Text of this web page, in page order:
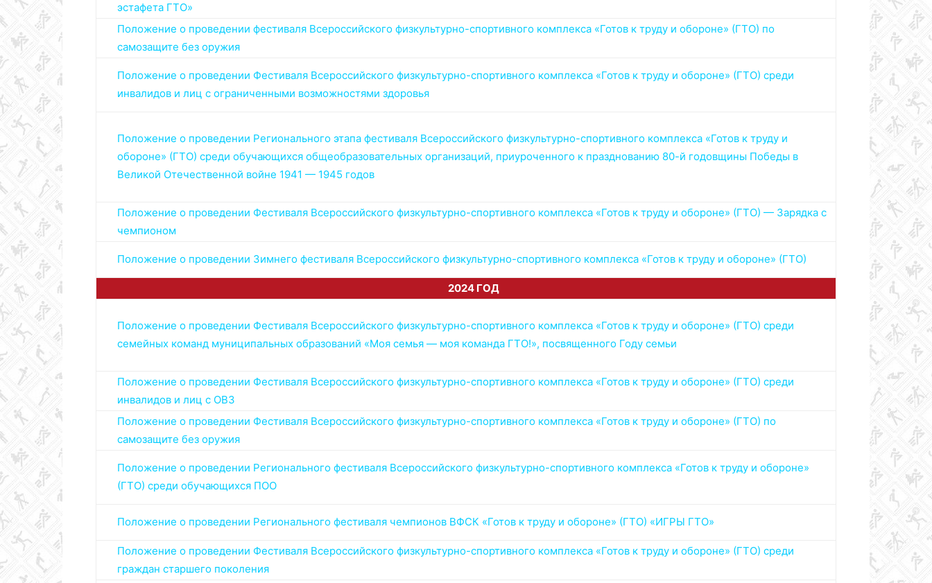
эстафета ГТО»
Положение о проведении фестиваля Всероссийского физкультурно-спортивного комплекса «Готов к труду и обороне» (ГТО) по
самозащите без оружия
Положение о проведении Фестиваля Всероссийского физкультурно-спортивного комплекса «Готов к труду и обороне» (ГТО) среди
инвалидов и лиц с ограниченными возможностями здоровья
Положение о проведении Регионального этапа фестиваля Всероссийского физкультурно-спортивного комплекса «Готов к труду и
обороне» (ГТО) среди обучающихся общеобразовательных организаций, приуроченного к празднованию 80-й годовщины Победы в
Великой Отечественной войне 1941 — 1945 годов
Положение о проведении Фестиваля Всероссийского физкультурно-спортивного комплекса «Готов к труду и обороне» (ГТО) — Зарядка с
чемпионом
Положение о проведении Зимнего фестиваля Всероссийского физкультурно-спортивного комплекса «Готов к труду и обороне» (ГТО)
2024 ГОД
Положение о проведении Фестиваля Всероссийского физкультурно-спортивного комплекса «Готов к труду и обороне» (ГТО) среди
семейных команд муниципальных образований «Моя семья — моя команда ГТО!», посвященного Году семьи
Положение о проведении Фестиваля Всероссийского физкультурно-спортивного комплекса «Готов к труду и обороне» (ГТО) среди
инвалидов и лиц с ОВЗ
Положение о проведении Фестиваля Всероссийского физкультурно-спортивного комплекса «Готов к труду и обороне» (ГТО) по
самозащите без оружия
Положение о проведении Регионального фестиваля Всероссийского физкультурно-спортивного комплекса «Готов к труду и обороне»
(ГТО) среди обучающихся ПОО
Положение о проведении Регионального фестиваля чемпионов ВФСК «Готов к труду и обороне» (ГТО) «ИГРЫ ГТО»
Положение о проведении Фестиваля Всероссийского физкультурно-спортивного комплекса «Готов к труду и обороне» (ГТО) среди
граждан старшего поколения